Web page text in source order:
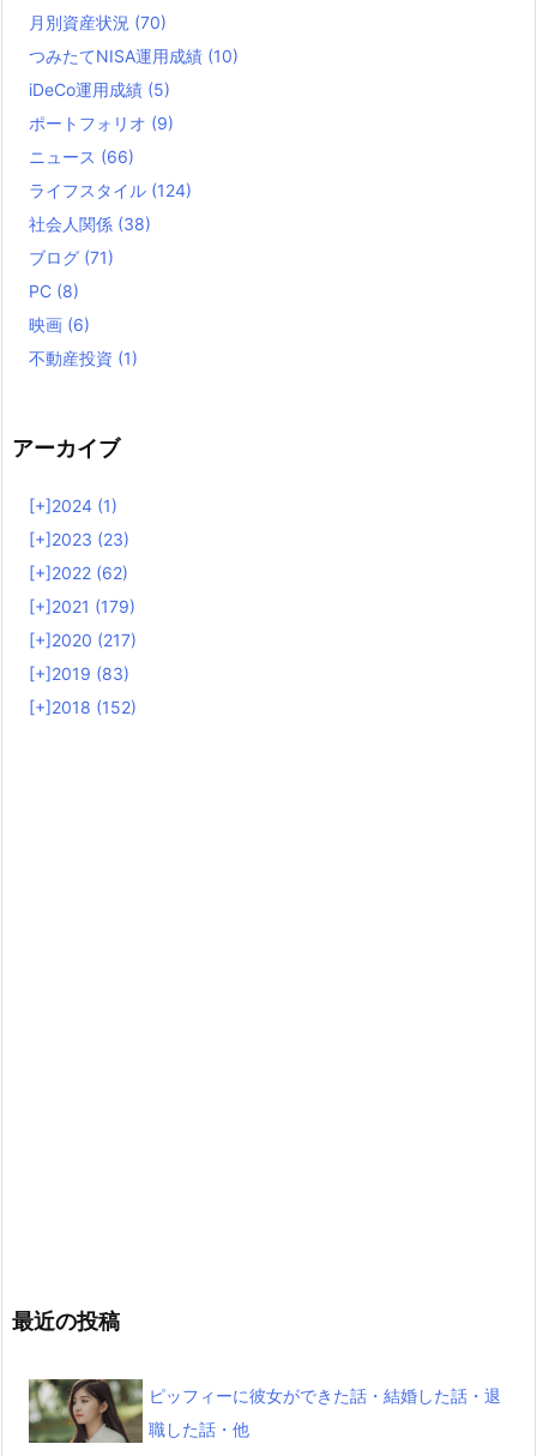
月別資産状況 (70)
つみたてNISA運用成績 (10)
iDeCo運用成績 (5)
ポートフォリオ (9)
ニュース (66)
ライフスタイル (124)
社会人関係 (38)
ブログ (71)
PC (8)
映画 (6)
不動産投資 (1)
アーカイブ
[+]2024 (1)
[+]2023 (23)
[+]2022 (62)
[+]2021 (179)
[+]2020 (217)
[+]2019 (83)
[+]2018 (152)
最近の投稿
ピッフィーに彼女ができた話・結婚した話・退
職した話・他